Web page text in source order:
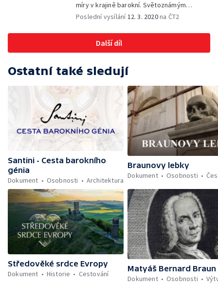
míry v krajině barokní. Světoznámým
fenoménem je tzv. jihočeský selský barok
Poslední vysílání12. 3. 2020na ČT2
Další díl
Ostatní také sledují
Santini - Cesta barokního
génia
Dokument
Osobnosti Architektura
Braunovy lebky
Dokument
Osobnosti
Středověké srdce Evropy
Dokument
Historie Cestování
Matyáš Bernard Braun
Dokument
Osobnosti